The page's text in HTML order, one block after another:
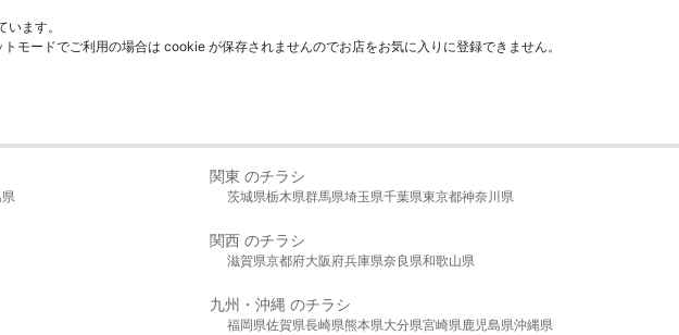
います。
モードでご利用の場合は cookie が保存されませんのでお店をお気に入りに登録できません。
関東 のチラシ
茨城県栃木県群馬県埼玉県千葉県東京都神奈川県
関西 のチラシ
滋賀県京都府大阪府兵庫県奈良県和歌山県
九州・沖縄 のチラシ
福岡県佐賀県長崎県熊本県大分県宮崎県鹿児島県沖縄県